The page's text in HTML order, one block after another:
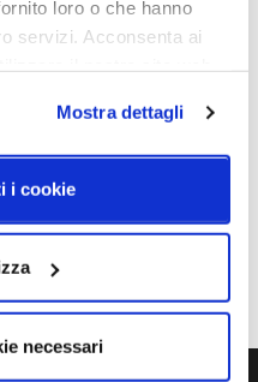
loro o che hanno
servizi. Acconsenta ai
Mostra dettagli
i cookie
necessari